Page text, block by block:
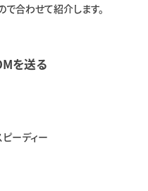
で合わせて紹介します。
を送る
ーディー